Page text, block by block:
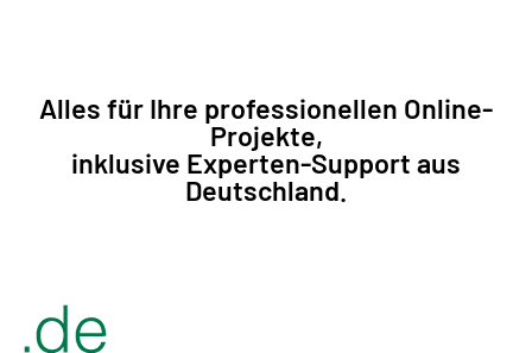
Alles für Ihre professionellen Online-
Projekte,
inklusive Experten-Support aus
Deutschland.